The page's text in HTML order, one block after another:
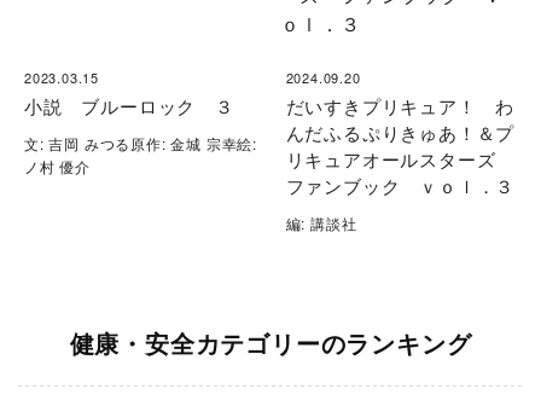
2023.03.15
小説 ブルーロック ３
文: 吉岡 みつる原作: 金城 宗幸絵:
ノ村 優介
2024.09.20
だいすきプリキュア！ わ
んだふるぷりきゅあ！＆プ
リキュアオールスターズ
ファンブック ｖｏｌ．３
編: 講談社
健康・安全カテゴリーのランキング